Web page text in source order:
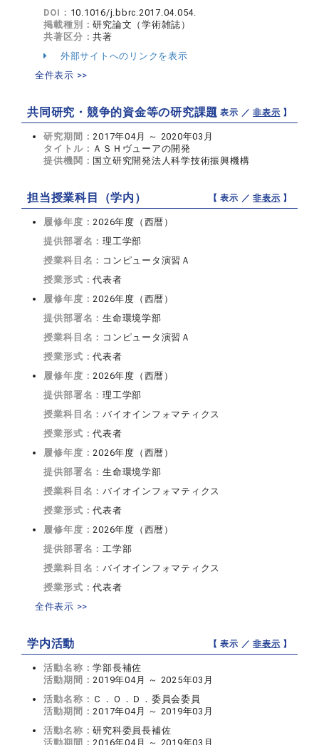
DOI： 10.1016/j.bbrc.2017.04.054.
掲載種別：研究論文（学術雑誌）
共著区分：共著
外部サイトへのリンクを表示
全件表示 >>
共同研究・競争的資金等の研究課題【 表示 ／非表示 】
研究期間：2017年04月 ～ 2020年03月
タイトル： ＡＳＨヴューアの開発
提供機関： 国立研究開発法人科学技術振興機構
担当授業科目（学内） 【 表示 ／非表示 】
履修年度：2026年度（西暦）
提供部署名：理工学部
授業科目名： コンピュータ演習Ａ
授業形式：代表者
履修年度：2026年度（西暦）
提供部署名：生命環境学部
授業科目名： コンピュータ演習Ａ
授業形式：代表者
履修年度：2026年度（西暦）
提供部署名：理工学部
授業科目名：バイオインフォマティクス
授業形式：代表者
履修年度：2026年度（西暦）
提供部署名：生命環境学部
授業科目名：バイオインフォマティクス
授業形式：代表者
履修年度：2026年度（西暦）
提供部署名：工学部
授業科目名：バイオインフォマティクス
授業形式：代表者
全件表示 >>
学内活動 【 表示 ／非表示 】
活動名称：学部長補佐
活動期間：2019年04月 ～ 2025年03月
活動名称： Ｃ．Ｏ．Ｄ．委員会委員
活動期間：2017年04月 ～ 2019年03月
活動名称：研究科委員長補佐
活動期間： 2016年04月 ～ 2019年03月